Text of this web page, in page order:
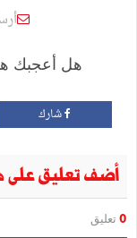
هل أعجبك
شارك
أضف تعليق على
0 تعليق